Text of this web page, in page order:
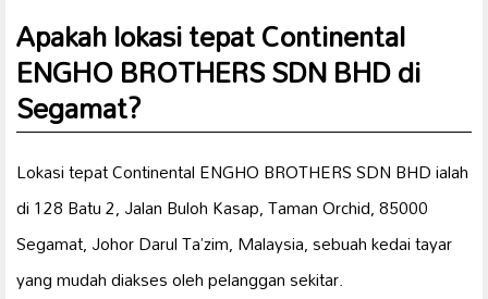
Apakah lokasi tepat Continental
ENGHO BROTHERS SDN BHD di
Segamat?
Lokasi tepat Continental ENGHO BROTHERS SDN BHD ialah
di 128 Batu 2, Jalan Buloh Kasap, Taman Orchid, 85000
Segamat, Johor Darul Ta’zim, Malaysia, sebuah kedai tayar
yang mudah diakses oleh pelanggan sekitar.